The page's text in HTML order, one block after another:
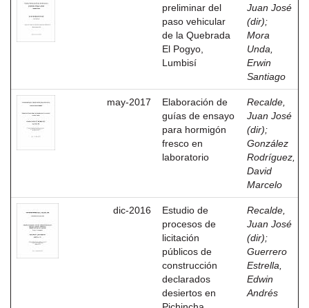
preliminar del
paso vehicular
de la Quebrada
El Pogyo,
Lumbisí
Juan José
(dir);
Mora
Unda,
Erwin
Santiago
may-2017
Elaboración de
guías de ensayo
para hormigón
fresco en
laboratorio
Recalde,
Juan José
(dir);
González
Rodríguez,
David
Marcelo
dic-2016
Estudio de
procesos de
licitación
públicos de
construcción
declarados
desiertos en
Recalde,
Juan José
(dir);
Guerrero
Estrella,
Edwin
Andrés